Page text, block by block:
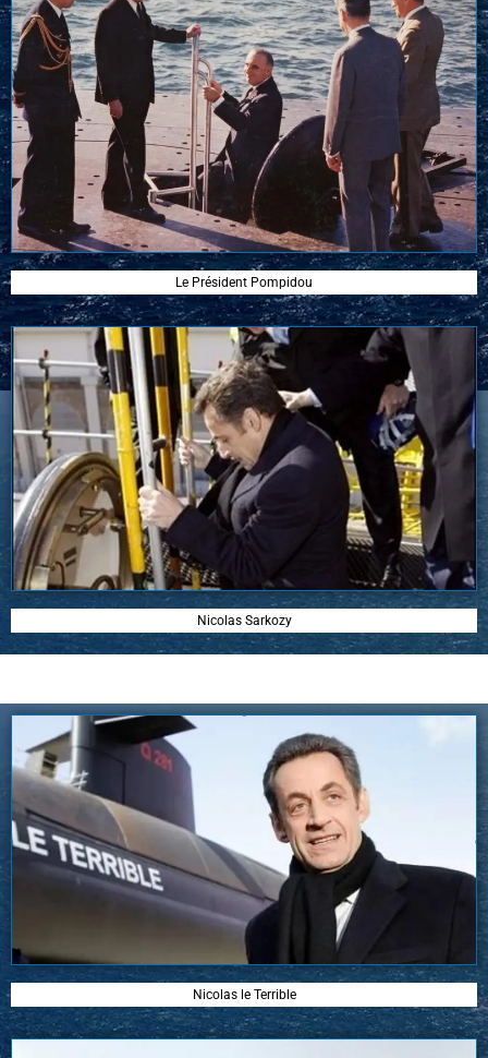
Le Président Pompidou
Nicolas Sarkozy
Nicolas le Terrible